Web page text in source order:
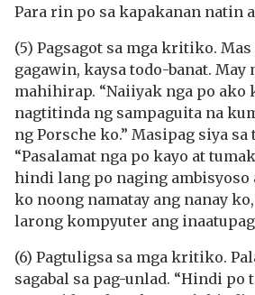
Para rin po sa kapakanan natin
(5) Pagsagot sa mga kritiko. Mas
gagawin, kaysa todo-banat. May
mahihirap. “Naiiyak nga po ako
nagtitinda ng sampaguita na
ng Porsche ko.” Masipag siya sa
“Pasalamat nga po kayo at
hindi lang po naging ambisyoso
ko noong namatay ang nanay
larong kompyuter ang inaatupag
(6) Pagtuligsa sa mga kritiko.
sagabal sa pag-unlad. “Hindi po